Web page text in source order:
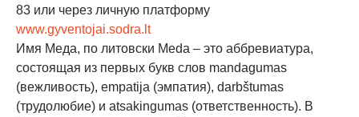
83 или через личную платформу
www.gyventojai.sodra.lt
Имя Меда, по литовски Meda – это аббревиатура,
состоящая из первых букв слов mandagumas
(вежливость), empatija (эмпатия), darbštumas
(трудолюбие) и atsakingumas (ответственность). В